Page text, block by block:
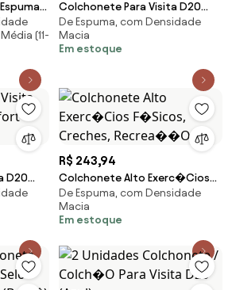
(11-
Colchonete Para Visita D20
180X60X4 Confort Orthovida
(Azul)
De Espuma, com Densidade
Macia
Em estoque
D20
R$ 243,94
Colchonete Alto Exerc�Cios
F�Sicos, Creches,
Recrea��O
De Espuma, com Densidade
Macia
Em estoque